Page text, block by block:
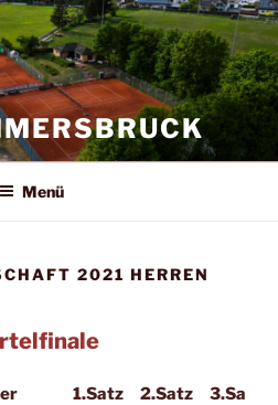
Menü
2021 HERREN
1.Satz 2.Satz 3.Satz